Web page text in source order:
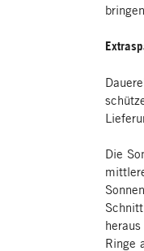
Die
Ringe